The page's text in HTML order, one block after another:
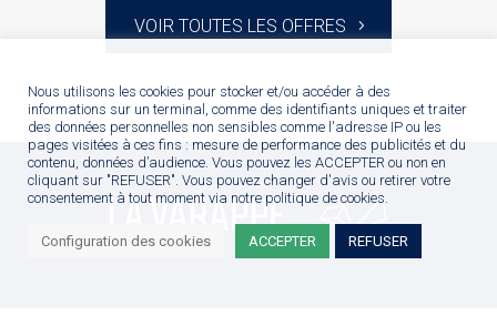
VOIR TOUTES LES OFFRES
Nous utilisons les cookies pour stocker et/ou accéder à des
informations sur un terminal, comme des identifiants uniques et traiter
des données personnelles non sensibles comme l'adresse IP ou les
pages visitées à ces fins : mesure de performance des publicités et du
contenu, données d’audience. Vous pouvez les ACCEPTER ou non en
cliquant sur "REFUSER". Vous pouvez changer d'avis ou retirer votre
consentement à tout moment via notre politique de cookies.
Configuration des cookies ACCEPTER REFUSER